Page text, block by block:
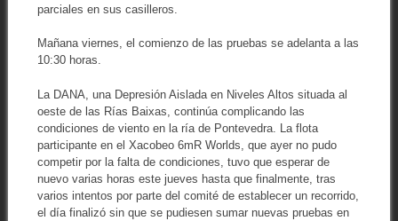
parciales en sus casilleros.
Mañana viernes, el comienzo de las pruebas se adelanta a las
10:30 horas.
La DANA, una Depresión Aislada en Niveles Altos situada al
oeste de las Rías Baixas, continúa complicando las
condiciones de viento en la ría de Pontevedra. La flota
participante en el Xacobeo 6mR Worlds, que ayer no pudo
competir por la falta de condiciones, tuvo que esperar de
nuevo varias horas este jueves hasta que finalmente, tras
varios intentos por parte del comité de establecer un recorrido,
el día finalizó sin que se pudiesen sumar nuevas pruebas en